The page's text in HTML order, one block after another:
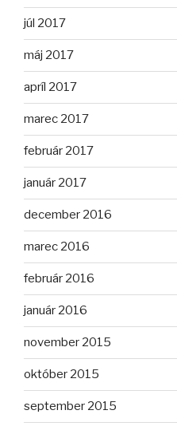
júl 2017
máj 2017
apríl 2017
marec 2017
február 2017
január 2017
december 2016
marec 2016
február 2016
január 2016
november 2015
október 2015
september 2015